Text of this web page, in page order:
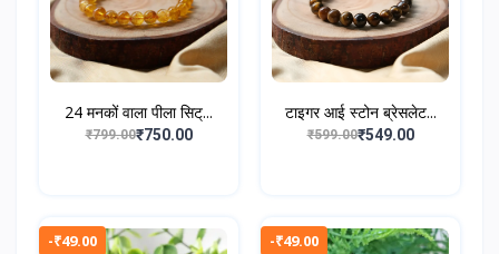
24 मनकों वाला पीला सिट्...
₹799.00₹750.00
टाइगर आई स्टोन ब्रेसलेट...
₹599.00₹549.00
-₹49.00 -₹49.00